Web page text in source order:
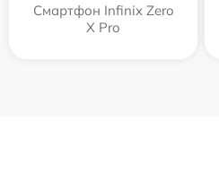
Смартфон Infinix Zero
X Pro